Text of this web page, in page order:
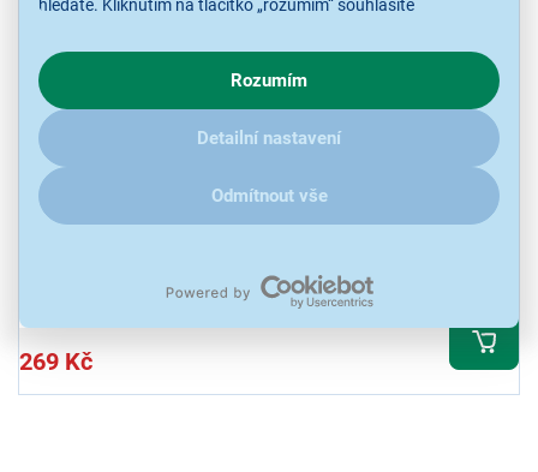
hledáte. Kliknutím na tlačítko „rozumím“ souhlasíte
chování na webu pro zobrazení cílených reklam. Pokud vás
zajímají detaily, jak u nás s cookies a dalšími údaji pracujeme,
kliknětesem.
Rozumím
Detailní nastavení
Odmítnout vše
Fixed Ochranné sklo Galaxy S26+ 2ks
Ochranné sklo, kompatibilní s Samsung Galaxy S26+, 2 ks v balení,
hmotnost 67 g
269 Kč